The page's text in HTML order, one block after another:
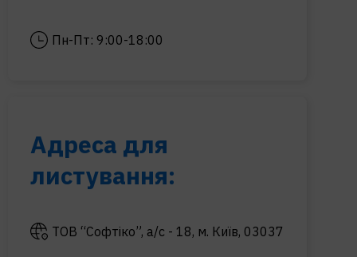
Пн-Пт: 9:00-18:00
Адреса для
листування:
ТОВ “Софтіко”, а/с - 18, м. Київ, 03037